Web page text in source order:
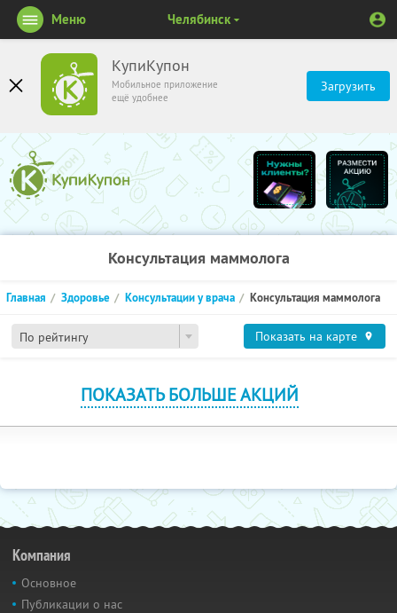
КупиКупон
Мобильное приложение
ещё удобнее
Загрузить
Меню Челябинск
Консультация маммолога
По рейтингу
Главная Здоровье Консультации у врача Консультация маммолога
Показать на карте
ПОКАЗАТЬ БОЛЬШЕ АКЦИЙ
Компания
Основное
Публикации о нас